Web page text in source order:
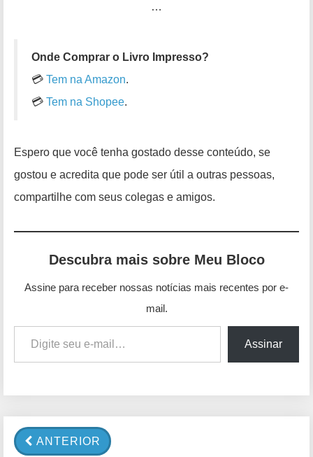
…
Onde Comprar o Livro Impresso?
💳 Tem na Amazon.
💳 Tem na Shopee.
Espero que você tenha gostado desse conteúdo, se
gostou e acredita que pode ser útil a outras pessoas,
compartilhe com seus colegas e amigos.
Descubra mais sobre Meu Bloco
Assine para receber nossas notícias mais recentes por e-
mail.
Digite seu e-mail…
Assinar
ANTERIOR